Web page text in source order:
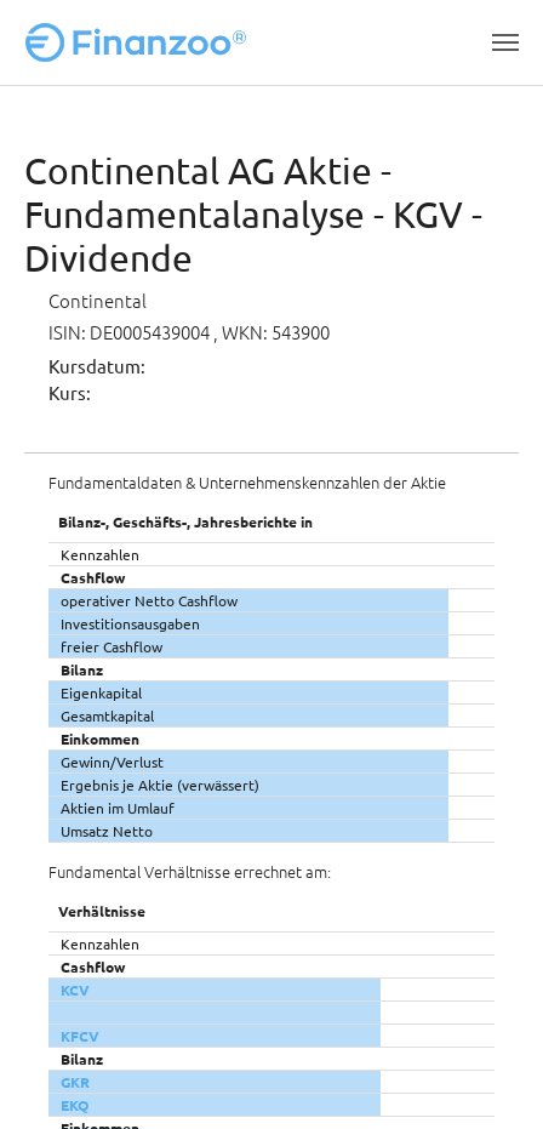
Continental AG Aktie -
Fundamentalanalyse - KGV -
Dividende
Continental
ISIN: DE0005439004 , WKN: 543900
Kursdatum:
Kurs:
Fundamentaldaten & Unternehmenskennzahlen der Aktie
Bilanz-, Geschäfts-, Jahresberichte in
Kennzahlen
Cashflow
operativer Netto Cashflow
Investitionsausgaben
freier Cashflow
Bilanz
Eigenkapital
Gesamtkapital
Einkommen
Gewinn/Verlust
Ergebnis je Aktie (verwässert)
Aktien im Umlauf
Umsatz Netto
Fundamental Verhältnisse errechnet am:
Verhältnisse
Kennzahlen
Cashflow
KCV
KFCV
Bilanz
GKR
EKQ